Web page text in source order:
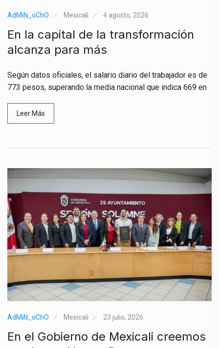
AdMiN_oChO Mexicali 4 agosto, 2026
En la capital de la transformación
alcanza para más
Según datos oficiales, el salario diario del trabajador es de
773 pesos, superando la media nacional que indica 669 en
Leer Más
AdMiN_oChO Mexicali 23 julio, 2026
En el Gobierno de Mexicali creemos